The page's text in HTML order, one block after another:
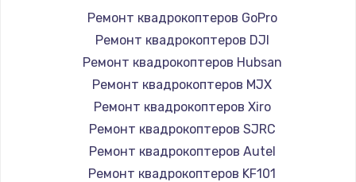
Ремонт квадрокоптеров GoPro
Ремонт квадрокоптеров DJI
Ремонт квадрокоптеров Hubsan
Ремонт квадрокоптеров MJX
Ремонт квадрокоптеров Xiro
Ремонт квадрокоптеров SJRC
Ремонт квадрокоптеров Autel
Ремонт квадрокоптеров KF101